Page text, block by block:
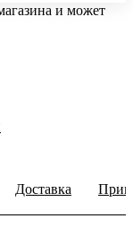
и может
Доставка